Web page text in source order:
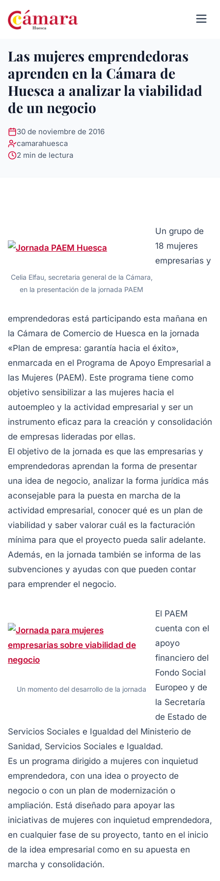
Las mujeres emprendedoras
aprenden en la Cámara de
Huesca a analizar la viabilidad
de un negocio
30 de noviembre de 2016
camarahuesca
2 min de lectura
Celia Elfau, secretaria general de la Cámara,
en la presentación de la jornada PAEM
Un grupo de
18 mujeres
empresarias y
emprendedoras está participando esta mañana en
la Cámara de Comercio de Huesca en la jornada
«Plan de empresa: garantía hacia el éxito»,
enmarcada en el Programa de Apoyo Empresarial a
las Mujeres (PAEM). Este programa tiene como
objetivo sensibilizar a las mujeres hacia el
autoempleo y la actividad empresarial y ser un
instrumento eficaz para la creación y consolidación
de empresas lideradas por ellas.
El objetivo de la jornada es que las empresarias y
emprendedoras aprendan la forma de presentar
una idea de negocio, analizar la forma jurídica más
aconsejable para la puesta en marcha de la
actividad empresarial, conocer qué es un plan de
viabilidad y saber valorar cuál es la facturación
mínima para que el proyecto pueda salir adelante.
Además, en la jornada también se informa de las
subvenciones y ayudas con que pueden contar
para emprender el negocio.
Un momento del desarrollo de la jornada
El PAEM
cuenta con el
apoyo
financiero del
Fondo Social
Europeo y de
la Secretaría
de Estado de
Servicios Sociales e Igualdad del Ministerio de
Sanidad, Servicios Sociales e Igualdad.
Es un programa dirigido a mujeres con inquietud
emprendedora, con una idea o proyecto de
negocio o con un plan de modernización o
ampliación. Está diseñado para apoyar las
iniciativas de mujeres con inquietud emprendedora,
en cualquier fase de su proyecto, tanto en el inicio
de la idea empresarial como en su apuesta en
marcha y consolidación.